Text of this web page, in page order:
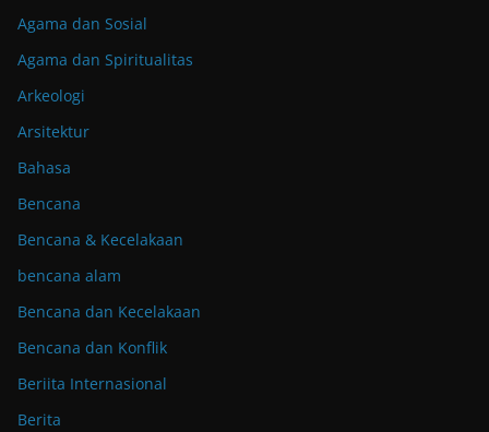
Agama dan Sosial
Agama dan Spiritualitas
Arkeologi
Arsitektur
Bahasa
Bencana
Bencana & Kecelakaan
bencana alam
Bencana dan Kecelakaan
Bencana dan Konflik
Beriita Internasional
Berita